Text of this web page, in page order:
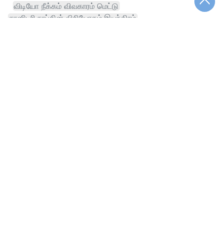
விடியோ நீக்கம் விவகாரம் மெட்டு
சானிடரி நாப்கின் விநியோகம் இயந்திரம்